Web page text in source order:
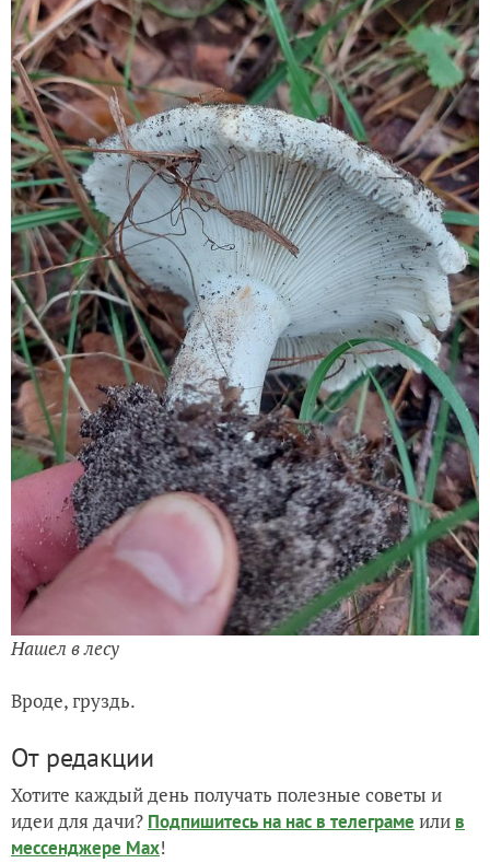
Нашел в лесу
Вроде, груздь.
От редакции
Хотите каждый день получать полезные советы и
идеи для дачи? Подпишитесь на нас в телеграме или в
мессенджере Max!